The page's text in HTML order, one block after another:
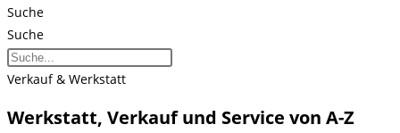
Suche
Suche
Verkauf & Werkstatt
Werkstatt, Verkauf und Service von A-Z